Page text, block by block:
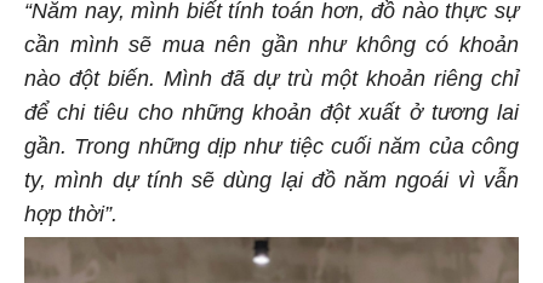
“Năm nay, mình biết tính toán hơn, đồ nào thực sự
cần mình sẽ mua nên gần như không có khoản
nào đột biến. Mình đã dự trù một khoản riêng chỉ
để chi tiêu cho những khoản đột xuất ở tương lai
gần. Trong những dịp như tiệc cuối năm của công
ty, mình dự tính sẽ dùng lại đồ năm ngoái vì vẫn
hợp thời”.